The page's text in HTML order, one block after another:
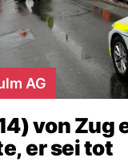
AG
von Zug
er sei tot